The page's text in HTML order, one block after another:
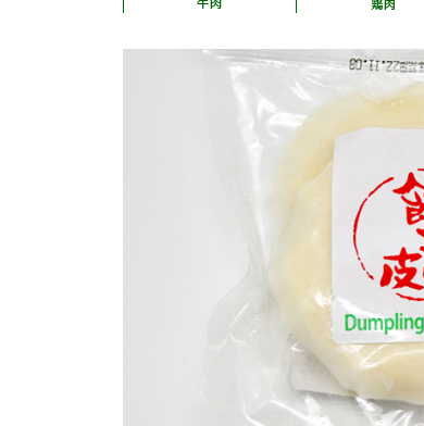
A4,A5 Grade halal
Japanese Halal
New Zealand Halal Ocean
Japanease Arita Halal
Halal Additive-free
Instant Noodle & Curry /
Ramen・
Halal